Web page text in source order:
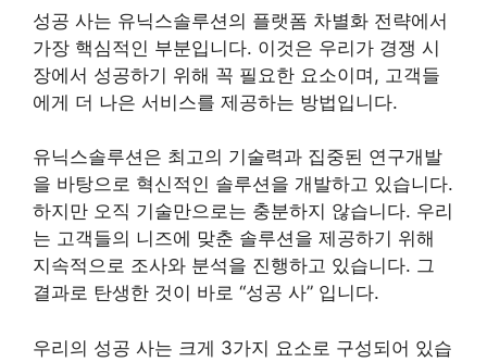
성공 사는 유닉스솔루션의 플랫폼 차별화 전략에서
가장 핵심적인 부분입니다. 이것은 우리가 경쟁 시
장에서 성공하기 위해 꼭 필요한 요소이며, 고객들
에게 더 나은 서비스를 제공하는 방법입니다.
유닉스솔루션은 최고의 기술력과 집중된 연구개발
을 바탕으로 혁신적인 솔루션을 개발하고 있습니다.
하지만 오직 기술만으로는 충분하지 않습니다. 우리
는 고객들의 니즈에 맞춘 솔루션을 제공하기 위해
지속적으로 조사와 분석을 진행하고 있습니다. 그
결과로 탄생한 것이 바로 “성공 사” 입니다.
우리의 성공 사는 크게 3가지 요소로 구성되어 있습